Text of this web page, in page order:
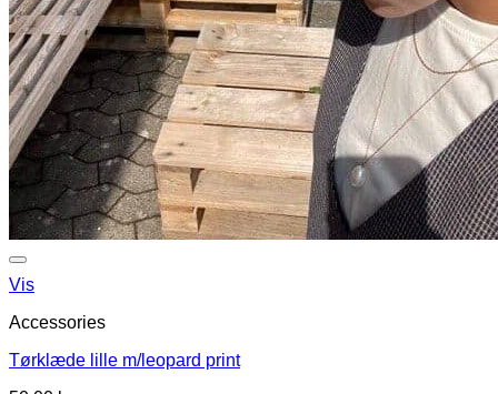
Vis
Accessories
Tørklæde lille m/leopard print